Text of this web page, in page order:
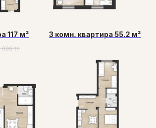
117 м²
000 тг.
3 комн. квартира 55.2 м²